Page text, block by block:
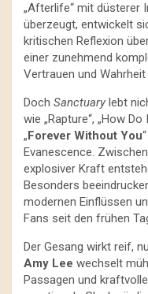
„Afterlife“ mit düsterer
überzeugt, entwickelt
kritischen Reflexion
einer zunehmend
Vertrauen und
Doch Sanctuary lebt
wie „Rapture“, „How
„Forever Without You
Evanescence.
explosiver Kraft
Besonders
modernen Einflüssen
Fans seit den frühen
Der Gesang wirkt reif,
Amy Lee wechselt
Passagen und